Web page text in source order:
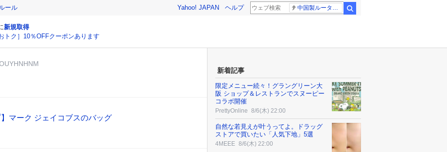
ール Yahoo! JAPAN ヘルプ 中国製ルーター20機種
新規取得
おトク］10％OFFクーポンあります
】マーク ジェイコブスのバッグ
新着記事
限定メニュー続々！グラングリーン大
阪 ショップ＆レストランでスヌーピー
コラボ開催
PrettyOnline 8/6(木) 22:00
自然な若見えが叶うってよ。ドラッグ
ストアで買いたい「人気下地」5選
4MEEE 8/6(木) 22:00